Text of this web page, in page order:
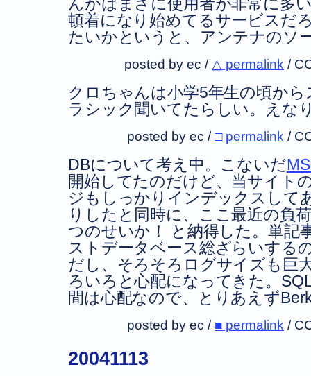
頓着になり始めてるサービスだ
たいかというと、アンテナのソ
posted by ec / △ permalink /
クロちゃんは小学5年生の頃か
ラシック聞いてたらしい。えな
posted by ec /□ permalink /
DBについて考え中。こないだ
開始してたのだけど、当サイト
ジもしっかりインデックスして
りしたと同時に、ここ最近の負
つのせいか！ と納得した。単記
ストデータベース総ざらいする
だし、そろそろログサイズも巨
ろいろと心配になってきた。
間は心配なので、とりあえず
posted by ec / ■ permalink /
20041113